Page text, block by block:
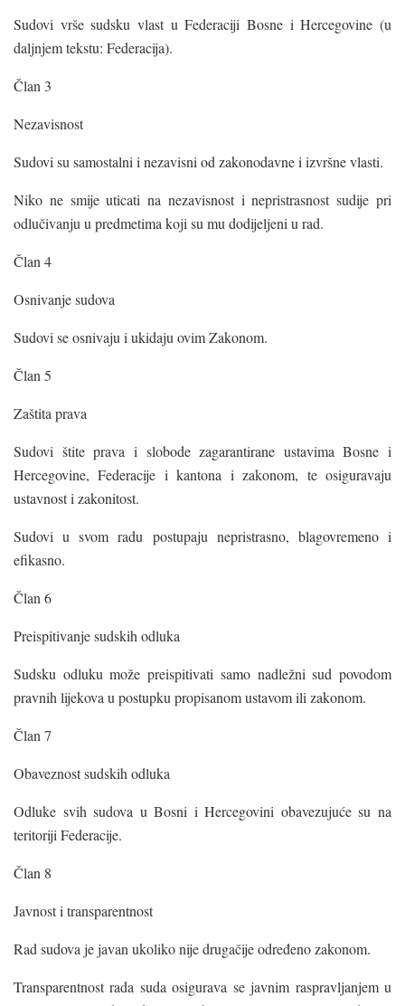
Sudovi vrše sudsku vlast u Federaciji Bosne i Hercegovine (u
daljnjem tekstu: Federacija).
Član 3
Nezavisnost
Sudovi su samostalni i nezavisni od zakonodavne i izvršne vlasti.
Niko ne smije uticati na nezavisnost i nepristrasnost sudije pri
odlučivanju u predmetima koji su mu dodijeljeni u rad.
Član 4
Osnivanje sudova
Sudovi se osnivaju i ukidaju ovim Zakonom.
Član 5
Zaštita prava
Sudovi štite prava i slobode zagarantirane ustavima Bosne i
Hercegovine, Federacije i kantona i zakonom, te osiguravaju
ustavnost i zakonitost.
Sudovi u svom radu postupaju nepristrasno, blagovremeno i
efikasno.
Član 6
Preispitivanje sudskih odluka
Sudsku odluku može preispitivati samo nadležni sud povodom
pravnih lijekova u postupku propisanom ustavom ili zakonom.
Član 7
Obaveznost sudskih odluka
Odluke svih sudova u Bosni i Hercegovini obavezujuće su na
teritoriji Federacije.
Član 8
Javnost i transparentnost
Rad sudova je javan ukoliko nije drugačije određeno zakonom.
Transparentnost rada suda osigurava se javnim raspravljanjem u